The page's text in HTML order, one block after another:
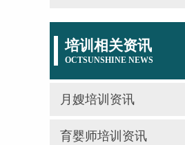
培训相关资讯
OCTSUNSHINE NEWS
月嫂培训资讯
育婴师培训资讯